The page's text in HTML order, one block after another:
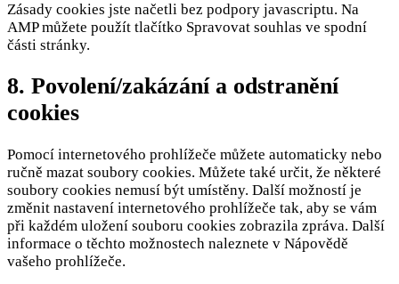
Zásady cookies jste načetli bez podpory javascriptu. Na
AMP můžete použít tlačítko Spravovat souhlas ve spodní
části stránky.
8. Povolení/zakázání a odstranění
cookies
Pomocí internetového prohlížeče můžete automaticky nebo
ručně mazat soubory cookies. Můžete také určit, že některé
soubory cookies nemusí být umístěny. Další možností je
změnit nastavení internetového prohlížeče tak, aby se vám
při každém uložení souboru cookies zobrazila zpráva. Další
informace o těchto možnostech naleznete v Nápovědě
vašeho prohlížeče.